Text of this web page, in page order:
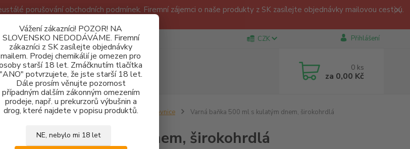
porušování obchodních podmínek. Firemní zájemci o naše produkty z SK zasílejte objednávky mailovou cestou.
Vážení zákazníci! POZOR! NA
SLOVENSKO NEDODÁVÁME. Firemní
zákazníci z SK zasílejte objednávky
mailem. Prodej chemikálií je omezen pro
starší 18 let. Zmáčknutím tlačítka
"ANO" potvrzujete, že jste starší 18 let.
Dále prosím věnujte pozornost
případným dalším zákonným omezením
prodeje, např. u prekurzorů výbušnin a
drog, které najdete v popisu produktů.
NE, nebylo mi 18 let
SPONZUREJEME OBCHODNÍ PODMÍNKY A GDPR CZK Přihlášení
Hledat 0 ks
za 0,00 Kč
Laboratorní nádoby Baňky, lahve a prachovnice Varná baňka 500 ml s kulatým dnem, širokohrdlá
500 ml s kulatým dnem, širokohrdlá